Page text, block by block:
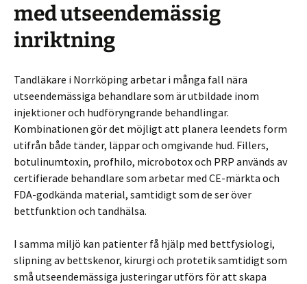
med utseendemässig
inriktning
Tandläkare i Norrköping arbetar i många fall nära
utseendemässiga behandlare som är utbildade inom
injektioner och hudföryngrande behandlingar.
Kombinationen gör det möjligt att planera leendets form
utifrån både tänder, läppar och omgivande hud. Fillers,
botulinumtoxin, profhilo, microbotox och PRP används av
certifierade behandlare som arbetar med CE-märkta och
FDA-godkända material, samtidigt som de ser över
bettfunktion och tandhälsa.
I samma miljö kan patienter få hjälp med bettfysiologi,
slipning av bettskenor, kirurgi och protetik samtidigt som
små utseendemässiga justeringar utförs för att skapa